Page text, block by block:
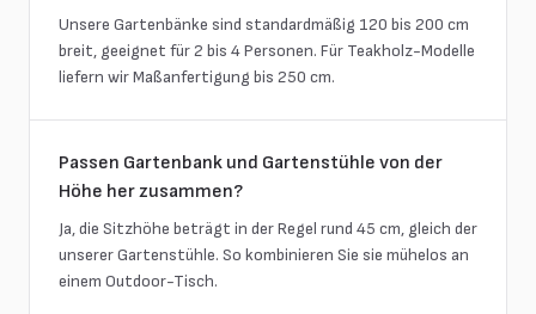
Unsere Gartenbänke sind standardmäßig 120 bis 200 cm
breit, geeignet für 2 bis 4 Personen. Für Teakholz-Modelle
liefern wir Maßanfertigung bis 250 cm.
Passen Gartenbank und Gartenstühle von der
Höhe her zusammen?
Ja, die Sitzhöhe beträgt in der Regel rund 45 cm, gleich der
unserer Gartenstühle. So kombinieren Sie sie mühelos an
einem Outdoor-Tisch.